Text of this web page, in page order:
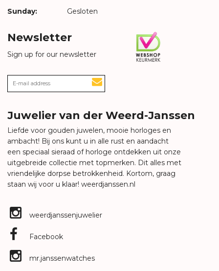
Sunday: Gesloten
Newsletter
Sign up for our newsletter
Juwelier van der Weerd-Janssen
Liefde voor gouden juwelen, mooie horloges en
ambacht! Bij ons kunt u in alle rust en aandacht
een speciaal sieraad of horloge ontdekken uit onze
uitgebreide collectie met topmerken. Dit alles met
vriendelijke dorpse betrokkenheid. Kortom, graag
staan wij voor u klaar! weerdjanssen.nl
weerdjanssenjuwelier
Facebook
mr.janssenwatches